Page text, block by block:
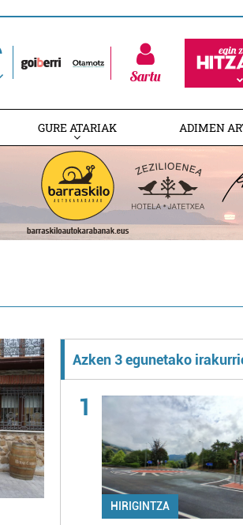
Sartu
GURE ATARIAK ADIMEN
Azken 3 egunetako
1
HIRIGINTZA